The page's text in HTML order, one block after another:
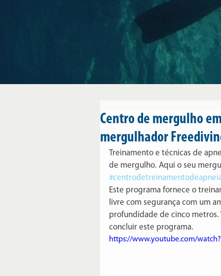
Centro de mergulho
mergulhador
Treinamento e técnicas de
de mergulho. Aqui o seu
Este programa fornece o
livre com segurança com um
profundidade de cinco metros.
concluir este programa.
https://www.youtube.com/